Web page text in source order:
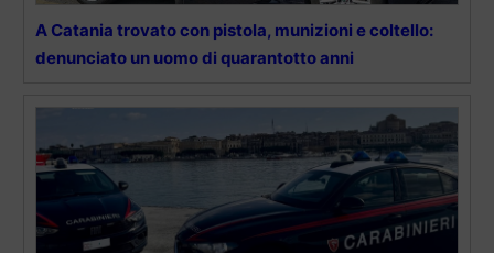
A Catania trovato con pistola, munizioni e coltello:
denunciato un uomo di quarantotto anni